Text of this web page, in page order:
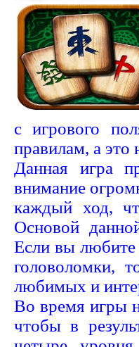
с игрового
правилам, а это
Данная игра
внимание
каждый ход,
Основой
Если вы любите
головоломки,
любимых и
Во время игры
чтобы в